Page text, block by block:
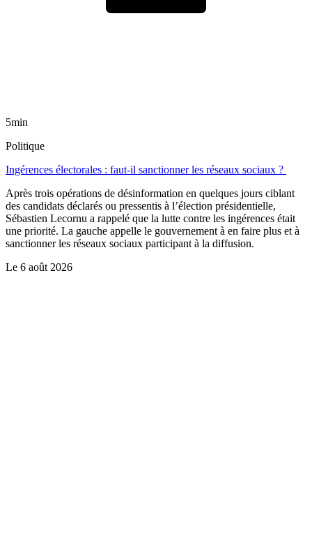
5min
Politique
Ingérences électorales : faut-il sanctionner les réseaux sociaux ?
Après trois opérations de désinformation en quelques jours ciblant
des candidats déclarés ou pressentis à l’élection présidentielle,
Sébastien Lecornu a rappelé que la lutte contre les ingérences était
une priorité. La gauche appelle le gouvernement à en faire plus et à
sanctionner les réseaux sociaux participant à la diffusion.
Le 6 août 2026